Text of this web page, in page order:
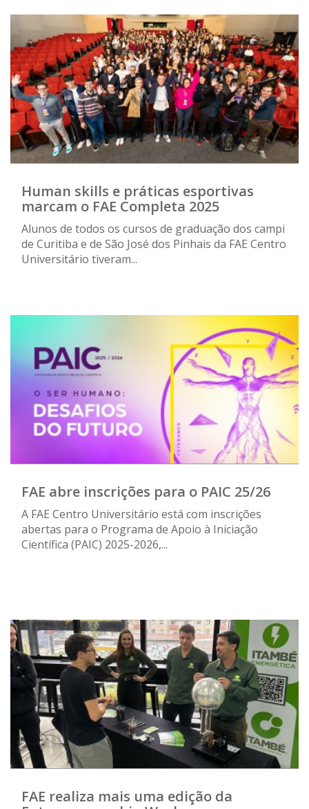
Human skills e práticas esportivas
marcam o FAE Completa 2025
Alunos de todos os cursos de graduação dos campi
de Curitiba e de São José dos Pinhais da FAE Centro
Universitário tiveram...
FAE abre inscrições para o PAIC 25/26
A FAE Centro Universitário está com inscrições
abertas para o Programa de Apoio à Iniciação
Científica (PAIC) 2025-2026,...
FAE realiza mais uma edição da